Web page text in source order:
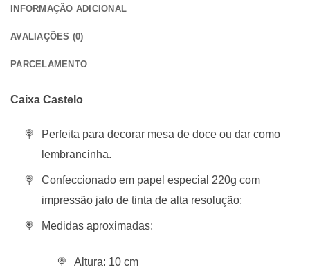
INFORMAÇÃO ADICIONAL
AVALIAÇÕES (0)
PARCELAMENTO
Caixa Castelo
Perfeita para decorar mesa de doce ou dar como
lembrancinha.
Confeccionado em papel especial 220g com
impressão jato de tinta de alta resolução;
Medidas aproximadas:
Altura: 10 cm